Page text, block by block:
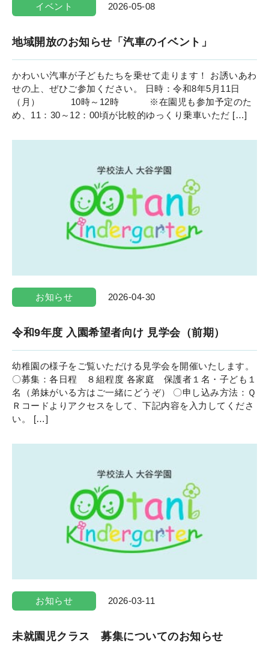
イベント 2026-05-08
地域開放のお知らせ「汽車のイベント」
かわいい汽車が子どもたちを乗せて走ります！ お誘いあわ
せの上、ぜひご参加ください。 日時：令和8年5月11日
（月） 10時～12時 ※在園児も参加予定のた
め、11：30～12：00頃が比較的ゆっくり乗車いただ […]
お知らせ 2026-04-30
令和9年度 入園希望者向け 見学会（前期）
幼稚園の様子をご覧いただける見学会を開催いたします。
〇募集：各日程 ８組程度 各家庭 保護者１名・子ども１
名（弟妹がいる方はご一緒にどうぞ） 〇申し込み方法：Ｑ
Ｒコードよりアクセスをして、下記内容を入力してくださ
い。 […]
お知らせ 2026-03-11
未就園児クラス 募集についてのお知らせ